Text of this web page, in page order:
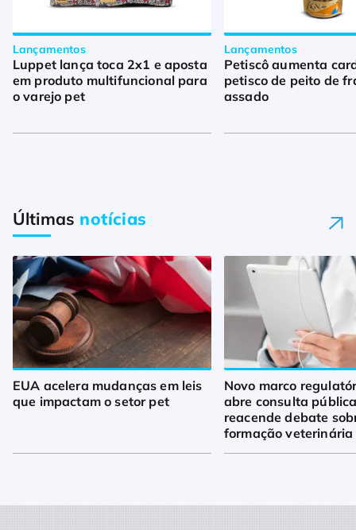
Lançamentos
Luppet lança toca 2x1 e aposta
em produto multifuncional para
o varejo pet
Lançamentos
Petiscô aumenta
petisco de peito de
assado
Últimas notícias
EUA acelera mudanças em leis
que impactam o setor pet
Novo marco
abre consulta
reacende debate
formação veterinária